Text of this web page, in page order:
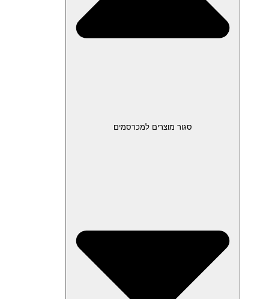
סגור מוצרים למכרסמים